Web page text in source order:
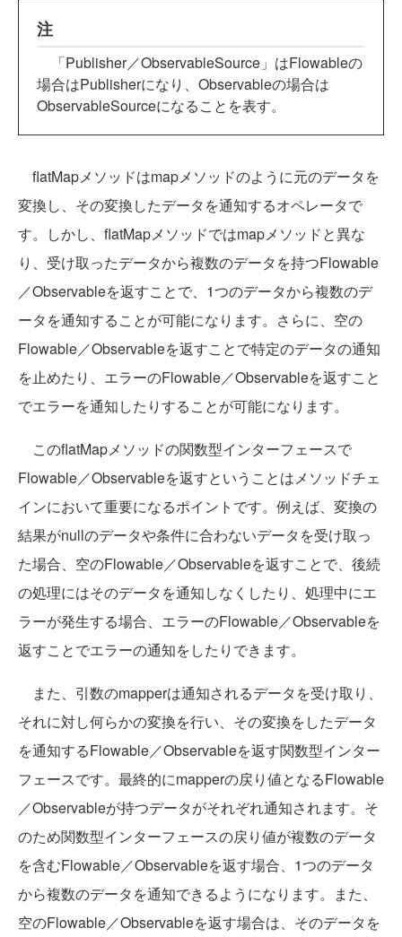
注
「Publisher／ObservableSource」はFlowableの
場合はPublisherになり、Observableの場合は
ObservableSourceになることを表す。
flatMapメソッドはmapメソッドのように元のデータを
変換し、その変換したデータを通知するオペレータで
す。しかし、flatMapメソッドではmapメソッドと異な
り、受け取ったデータから複数のデータを持つFlowable
／Observableを返すことで、1つのデータから複数のデ
ータを通知することが可能になります。さらに、空の
Flowable／Observableを返すことで特定のデータの通知
を止めたり、エラーのFlowable／Observableを返すこと
でエラーを通知したりすることが可能になります。
このflatMapメソッドの関数型インターフェースで
Flowable／Observableを返すということはメソッドチェ
インにおいて重要になるポイントです。例えば、変換の
結果がnullのデータや条件に合わないデータを受け取っ
た場合、空のFlowable／Observableを返すことで、後続
の処理にはそのデータを通知しなくしたり、処理中にエ
ラーが発生する場合、エラーのFlowable／Observableを
返すことでエラーの通知をしたりできます。
また、引数のmapperは通知されるデータを受け取り、
それに対し何らかの変換を行い、その変換をしたデータ
を通知するFlowable／Observableを返す関数型インター
フェースです。最終的にmapperの戻り値となるFlowable
／Observableが持つデータがそれぞれ通知されます。そ
のため関数型インターフェースの戻り値が複数のデータ
を含むFlowable／Observableを返す場合、1つのデータ
から複数のデータを通知できるようになります。また、
空のFlowable／Observableを返す場合は、そのデータを